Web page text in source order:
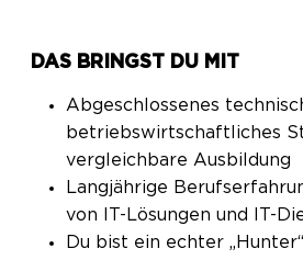
DAS BRINGST DU MIT
Abgeschlossenes
betriebswirtschaftliches
vergleichbare Ausbildung
Langjährige
von IT-Lösungen und IT-
Du bist ein echter